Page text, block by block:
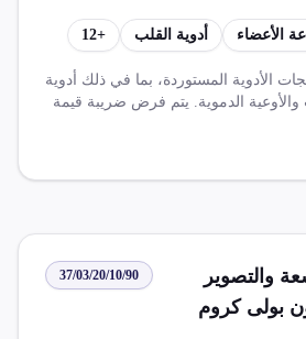
للبلازما
المزمنة
على مضادات
محددة أشكال
الأعضاء أدوية القلب +
12
الأدوية المستوردة، بما في ذلك أدوية
والأوعية الدموية. يتم فرض ضريبة قيمة
على هذا النوع من المنتجات.
والتصوير
بولى كروم
37/03/20/10/90